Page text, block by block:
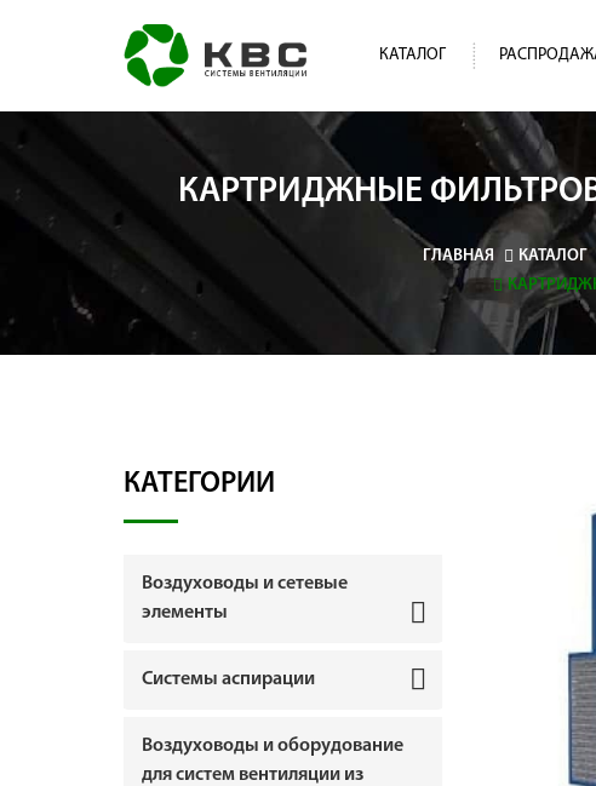
КАТАЛОГ
КАРТРИДЖНЫЕ
ГЛАВНАЯ КАТАЛОГ
КАТЕГОРИИ
Воздуховоды и сетевые
элементы
Системы аспирации
Воздуховоды и оборудование
для систем вентиляции из